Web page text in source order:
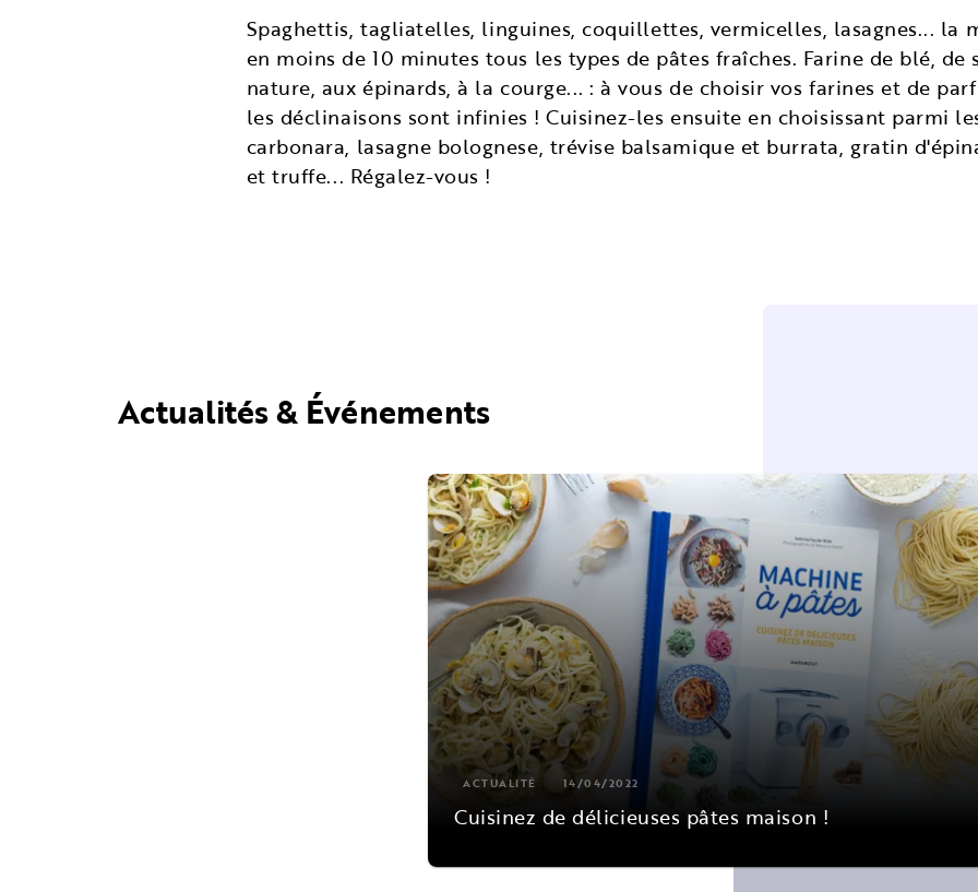
Spaghettis, tagliatelles, linguines, coquillettes, vermicelles, lasagnes... la
en moins de 10 minutes tous les types de pâtes fraîches. Farine de blé, de
nature, aux épinards, à la courge... : à vous de choisir vos farines et de
les déclinaisons sont infinies ! Cuisinez-les ensuite en choisissant parmi
carbonara, lasagne bolognese, trévise balsamique et burrata, gratin
et truffe... Régalez-vous !
Actualités & Événements
ACTUALITÉ 14/04/2022
Cuisinez de délicieuses pâtes maison !